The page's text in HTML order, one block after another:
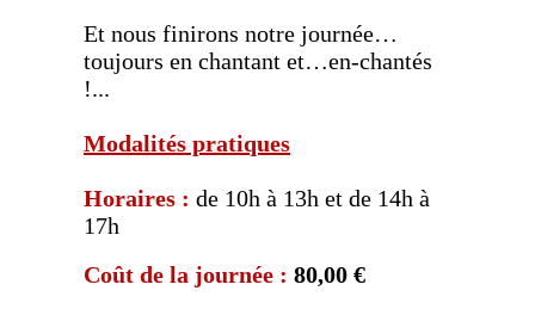
Et nous finirons notre journée…
toujours en chantant et…en-chantés
!...
Modalités pratiques
Horaires : de 10h à 13h et de 14h à
17h
Coût de la journée : 80,00 €